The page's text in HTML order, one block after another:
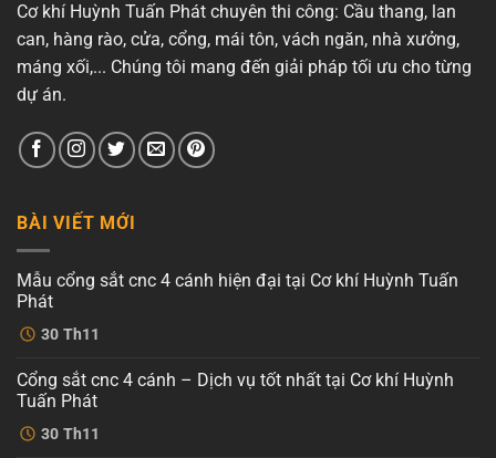
Cơ khí Huỳnh Tuấn Phát chuyên thi công: Cầu thang, lan
can, hàng rào, cửa, cổng, mái tôn, vách ngăn, nhà xưởng,
máng xối,... Chúng tôi mang đến giải pháp tối ưu cho từng
dự án.
BÀI VIẾT MỚI
30 Th11
Mẫu cổng sắt cnc 4 cánh hiện đại tại Cơ khí Huỳnh Tuấn
Phát
Không
có
luận
ở
Mẫu
cổng
sắt
cnc 30 Th11
Cổng sắt cnc 4 cánh – Dịch vụ tốt nhất tại Cơ khí Huỳnh
Tuấn Phát
Không
có